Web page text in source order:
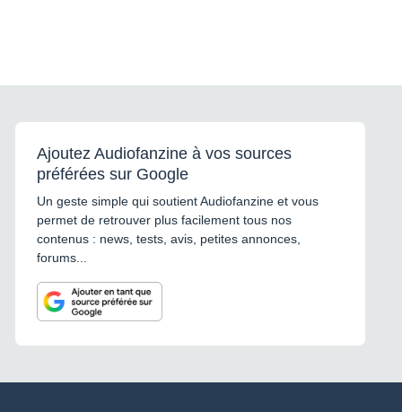
Ajoutez Audiofanzine à vos sources
préférées sur Google
Un geste simple qui soutient Audiofanzine et vous
permet de retrouver plus facilement tous nos
contenus : news, tests, avis, petites annonces,
forums...